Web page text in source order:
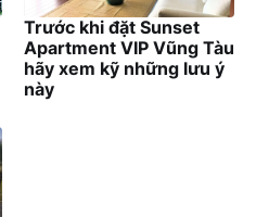
Trước khi đặt Sunset
Apartment VIP Vũng Tàu
hãy xem kỹ những lưu ý
này